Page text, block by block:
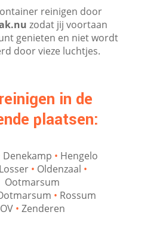
reinigen door
zodat jij voortaan
genieten en niet wordt
door vieze luchtjes.
in de
plaatsen:
Denekamp • Hengelo
Losser • Oldenzaal •
Ootmarsum
• Rossum
OV • Zenderen